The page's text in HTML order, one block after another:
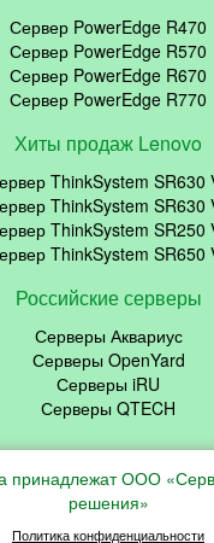
Сервер PowerEdge R470
Сервер PowerEdge R570
Сервер PowerEdge R670
Сервер PowerEdge R770
Хиты продаж Lenovo
ThinkSystem SR630
ThinkSystem SR630
ThinkSystem SR250
ThinkSystem SR650
Российские серверы
Серверы Аквариус
Серверы OpenYard
Серверы iRU
Серверы QTECH
принадлежат ООО
решения»
Политика конфиденциальности